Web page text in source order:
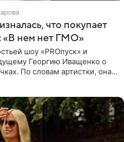
что покупает
«В нем нет ГМО»
шоу «PROпуск» и
Георгию Иващенко о
По словам артистки, она